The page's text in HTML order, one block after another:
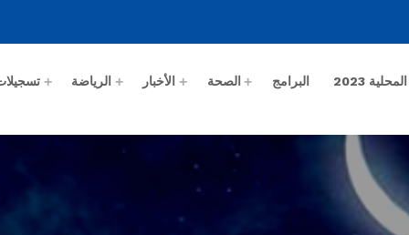
2023 البرامج الصحة الأخبار الرياضة